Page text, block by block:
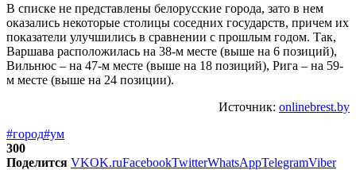
В списке не представлены белорусские города, зато в нем
оказались некоторые столицы соседних государств, причем их
показатели улучшились в сравнении с прошлым годом. Так,
Варшава расположилась на 38-м месте (выше на 6 позиций),
Вильнюс – на 47-м месте (выше на 18 позиций), Рига – на 59-
м месте (выше на 24 позиции).
Источник: onlinebrest.by
#город#ум
300
Поделится VKOK.ruFacebookTwitterWhatsAppTelegramViber